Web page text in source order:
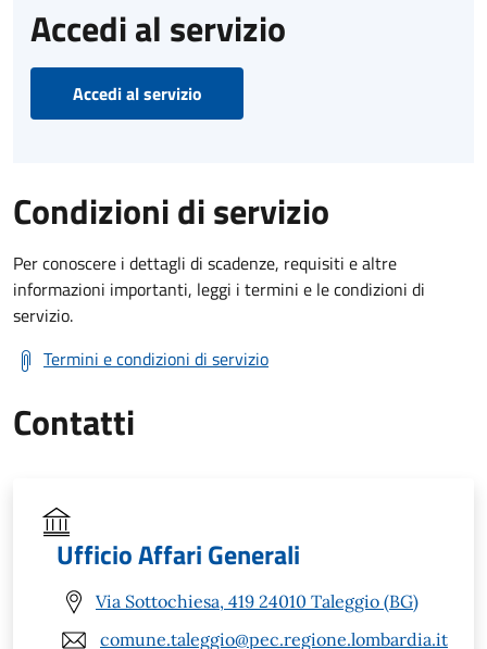
Accedi al servizio
Accedi al servizio
Condizioni di servizio
Per conoscere i dettagli di scadenze, requisiti e altre
informazioni importanti, leggi i termini e le condizioni di
servizio.
Termini e condizioni di servizio
Contatti
Ufficio Affari Generali
Via Sottochiesa, 419 24010 Taleggio (BG)
comune.taleggio@pec.regione.lombardia.it